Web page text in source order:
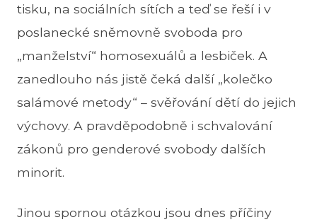
tisku, na sociálních sítích a teď se řeší i v
poslanecké sněmovně svoboda pro
„manželství“ homosexuálů a lesbiček. A
zanedlouho nás jistě čeká další „kolečko
salámové metody“ – svěřování dětí do jejich
výchovy. A pravděpodobně i schvalování
zákonů pro genderové svobody dalších
minorit.
Jinou spornou otázkou jsou dnes příčiny